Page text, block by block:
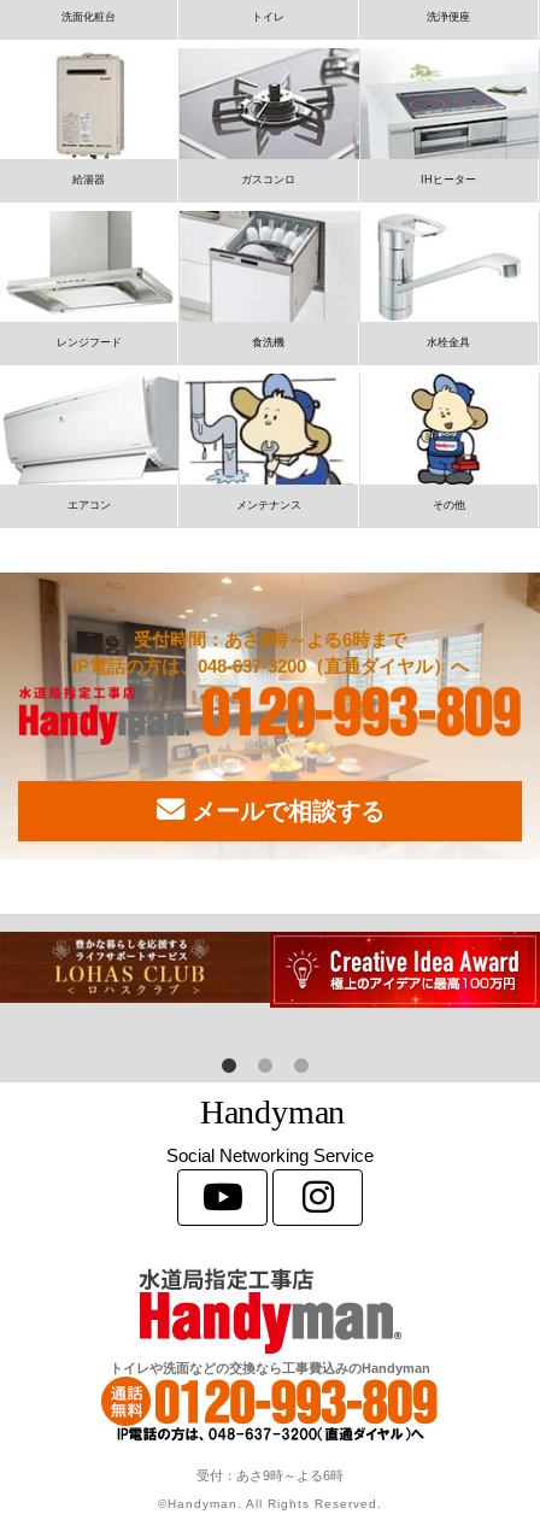
洗面化粧台 トイレ 洗浄便座
給湯器 ガスコンロ IHヒーター
レンジフード 食洗機 水栓金具
エアコン メンテナンス その他
受付時間：あさ9時～よる6時まで
IP電話の方は、048-637-3200（直通ダイヤル）へ
メールで相談する
Handyman
Social Networking Service
トイレや洗面などの交換なら工事費込みのHandyman
受付：あさ9時～よる6時
©Handyman. All Rights Reserved.